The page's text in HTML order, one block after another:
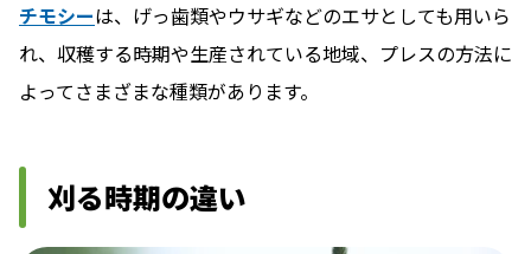
チモシーは、げっ歯類やウサギなどのエサとしても用いら
れ、収穫する時期や生産されている地域、プレスの方法に
よってさまざまな種類があります。
刈る時期の違い